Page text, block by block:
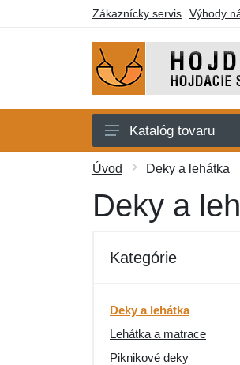
Zákaznícky servis Výhody
Hojdacie siete
Hojdacie kreslá
Stojany
Deky a lehátka
Darčekové poukazy
Výpredaj
Katalóg tovaru
Úvod Deky a lehátka
Deky a
Kategórie
Deky a lehátka
Lehátka a matrace
Piknikové deky